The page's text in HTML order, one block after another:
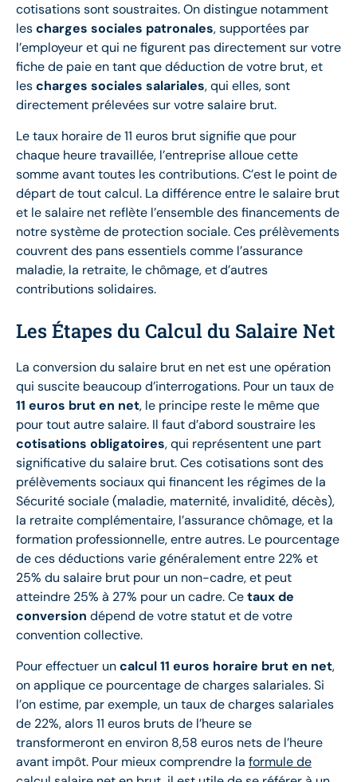
cotisations sont soustraites. On distingue notamment
lescharges sociales patronales, supportées par
l’employeur et qui ne figurent pas directement sur votre
fiche de paie en tant que déduction de votre brut, et
lescharges sociales salariales, qui elles, sont
directement prélevées sur votre salaire brut.
Le taux horaire de 11 euros brut signifie que pour
chaque heure travaillée, l’entreprise alloue cette
somme avant toutes les contributions. C’est le point de
départ de tout calcul. La différence entre le salaire brut
et le salaire net reflète l’ensemble des financements de
notre système de protection sociale. Ces prélèvements
couvrent des pans essentiels comme l’assurance
maladie, la retraite, le chômage, et d’autres
contributions solidaires.
Les Étapes du Calcul du Salaire Net
La conversion du salaire brut en net est une opération
qui suscite beaucoup d’interrogations. Pour un taux de
11 euros brut en net, le principe reste le même que
pour tout autre salaire. Il faut d’abord soustraire les
cotisations obligatoires, qui représentent une part
significative du salaire brut. Ces cotisations sont des
prélèvements sociaux qui financent les régimes de la
Sécurité sociale (maladie, maternité, invalidité, décès),
la retraite complémentaire, l’assurance chômage, et la
formation professionnelle, entre autres. Le pourcentage
de ces déductions varie généralement entre 22% et
25% du salaire brut pour un non-cadre, et peut
atteindre 25% à 27% pour un cadre. Cetaux de
conversion dépend de votre statut et de votre
convention collective.
Pour effectuer uncalcul 11 euros horaire brut en net,
on applique ce pourcentage de charges salariales. Si
l’on estime, par exemple, un taux de charges salariales
de 22%, alors 11 euros bruts de l’heure se
transformeront en environ 8,58 euros nets de l’heure
avant impôt. Pour mieux comprendre la formule de